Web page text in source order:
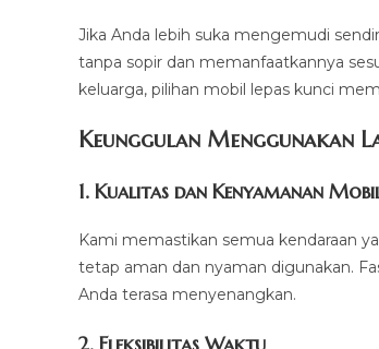
Jika Anda lebih suka mengemudi
tanpa sopir dan memanfaatkannya
keluarga, pilihan mobil lepas kunci
Keunggulan Menggunakan
1. Kualitas dan Kenyamanan
Kami memastikan semua kendaraan
tetap aman dan nyaman digunakan.
Anda terasa menyenangkan.